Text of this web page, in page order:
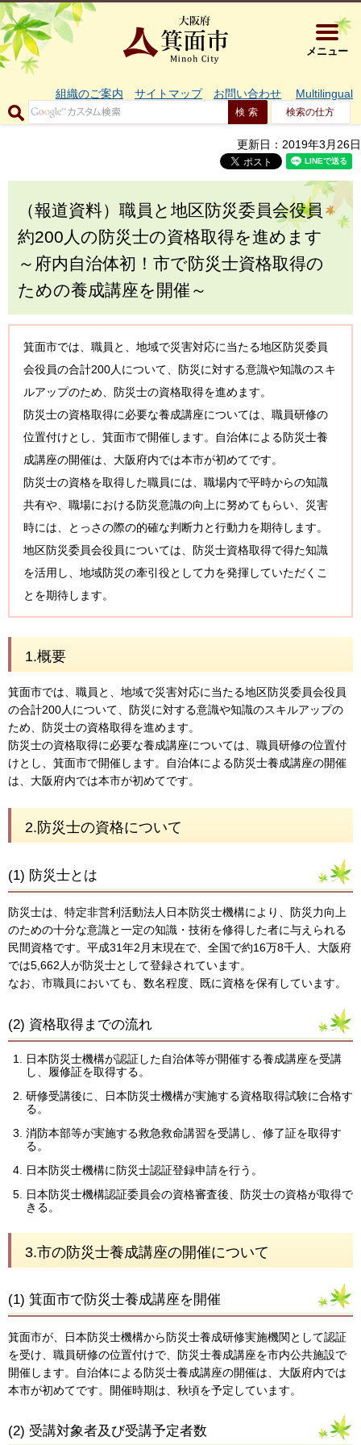
大阪府箕
メニュー
組織のご案内 サイトマップ お問い合わせ Multilingual
検索の仕方
更新日：2019年3月26日
（報道資料）職員と地区防災委員会役員
約200人の防災士の資格取得を進めます
～府内自治体初！市で防災士資格取得の
ための養成講座を開催～
箕面市では、職員と、地域で災害対応に当たる地区防災委員
会役員の合計200人について、防災に対する意識や知識のスキ
ルアップのため、防災士の資格取得を進めます。
防災士の資格取得に必要な養成講座については、職員研修の
位置付けとし、箕面市で開催します。自治体による防災士養
成講座の開催は、大阪府内では本市が初めてです。
防災士の資格を取得した職員には、職場内で平時からの知識
共有や、職場における防災意識の向上に努めてもらい、災害
時には、とっさの際の的確な判断力と行動力を期待します。
地区防災委員会役員については、防災士資格取得で得た知識
を活用し、地域防災の牽引役として力を発揮していただくこ
とを期待します。
1.概要
箕面市では、職員と、地域で災害対応に当たる地区防災委員会役員
の合計200人について、防災に対する意識や知識のスキルアップの
ため、防災士の資格取得を進めます。
防災士の資格取得に必要な養成講座については、職員研修の位置付
けとし、箕面市で開催します。自治体による防災士養成講座の開催
は、大阪府内では本市が初めてです。
2.防災士の資格について
(1) 防災士とは
防災士は、特定非営利活動法人日本防災士機構により、防災力向上
のための十分な意識と一定の知識・技術を修得した者に与えられる
民間資格です。平成31年2月末現在で、全国で約16万8千人、大阪府
では5,662人が防災士として登録されています。
なお、市職員においても、数名程度、既に資格を保有しています。
(2) 資格取得までの流れ
日本防災士機構が認証した自治体等が開催する養成講座を受講
し、履修証を取得する。
研修受講後に、日本防災士機構が実施する資格取得試験に合格す
る。
消防本部等が実施する救急救命講習を受講し、修了証を取得す
る。
日本防災士機構に防災士認証登録申請を行う。
日本防災士機構認証委員会の資格審査後、防災士の資格が取得で
きる。
3.市の防災士養成講座の開催について
(1) 箕面市で防災士養成講座を開催
箕面市が、日本防災士機構から防災士養成研修実施機関として認証
を受け、職員研修の位置付けで、防災士養成講座を市内公共施設で
開催します。自治体による防災士養成講座の開催は、大阪府内では
本市が初めてです。開催時期は、秋頃を予定しています。
(2) 受講対象者及び受講予定者数